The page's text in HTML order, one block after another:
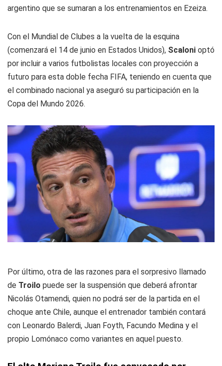
argentino que se sumaran a los entrenamientos en Ezeiza.
Con el Mundial de Clubes a la vuelta de la esquina
(comenzará el 14 de junio en Estados Unidos), Scaloni optó
por incluir a varios futbolistas locales con proyección a
futuro para esta doble fecha FIFA, teniendo en cuenta que
el combinado nacional ya aseguró su participación en la
Copa del Mundo 2026.
Por último, otra de las razones para el sorpresivo llamado
de Troilo puede ser la suspensión que deberá afrontar
Nicolás Otamendi, quien no podrá ser de la partida en el
choque ante Chile, aunque el entrenador también contará
con Leonardo Balerdi, Juan Foyth, Facundo Medina y el
propio Lomónaco como variantes en aquel puesto.